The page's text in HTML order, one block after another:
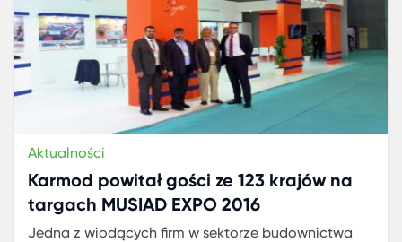
Aktualności
Karmod powitał gości ze 123 krajów na
targach MUSIAD EXPO 2016
Jedna z wiodących firm w sektorze budownictwa